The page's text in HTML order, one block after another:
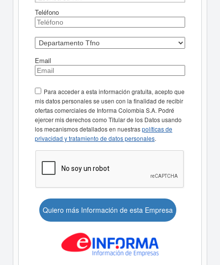
Teléfono
Email
Para acceder a esta información gratuita, acepto que
mis datos personales se usen con la finalidad de recibir
ofertas comerciales de Informa Colombia S.A. Podré
ejercer mis derechos como Titular de los Datos usando
los mecanismos detallados en nuestraspolíticas de
privacidad y tratamiento de datos personales.
Quiero más Información de esta Empresa